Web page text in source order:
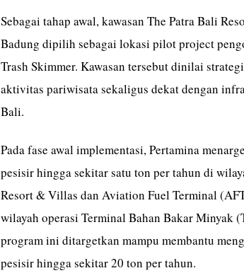
Sebagai tahap awal, kawasan The Patra Bali
Badung dipilih sebagai lokasi pilot project
Trash Skimmer. Kawasan tersebut dinilai
aktivitas pariwisata sekaligus dekat dengan
Bali.
Pada fase awal implementasi, Pertamina
pesisir hingga sekitar satu ton per tahun di
Resort & Villas dan Aviation Fuel Terminal
wilayah operasi Terminal Bahan Bakar Minyak
program ini ditargetkan mampu membantu
pesisir hingga sekitar 20 ton per tahun.